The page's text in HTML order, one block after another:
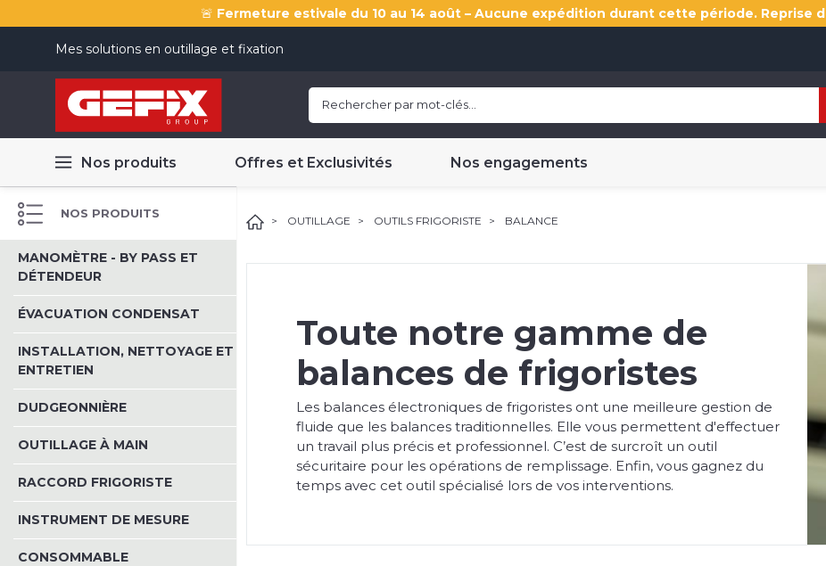
🚨 Fermeture estivale du 10 au 14 août – Aucune expédition durant cette période. Reprise
Mes solutions en outillage et fixation
Nos produits Offres et Exclusivités Nos engagements
NOS PRODUITS
MANOMÈTRE - BY PASS ET
DÉTENDEUR
ÉVACUATION CONDENSAT
INSTALLATION, NETTOYAGE ET
ENTRETIEN
DUDGEONNIÈRE
OUTILLAGE À MAIN
RACCORD FRIGORISTE
INSTRUMENT DE MESURE
CONSOMMABLE
OUTILLAGE OUTILS FRIGORISTE BALANCE
Toute notre gamme de
balances de frigoristes
Les balances électroniques de frigoristes ont une meilleure gestion de
fluide que les balances traditionnelles. Elle vous permettent d'effectuer
un travail plus précis et professionnel. C’est de surcroît un outil
sécuritaire pour les opérations de remplissage. Enfin, vous gagnez du
temps avec cet outil spécialisé lors de vos interventions.